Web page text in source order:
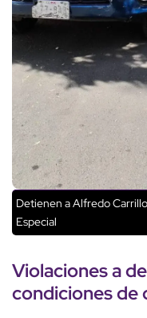
Detienen a Alfredo
Especial
Violaciones a
condiciones de